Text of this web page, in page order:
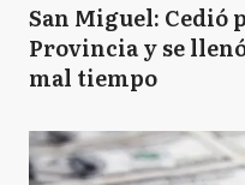
San Miguel: Cedió
Provincia y se
mal tiempo